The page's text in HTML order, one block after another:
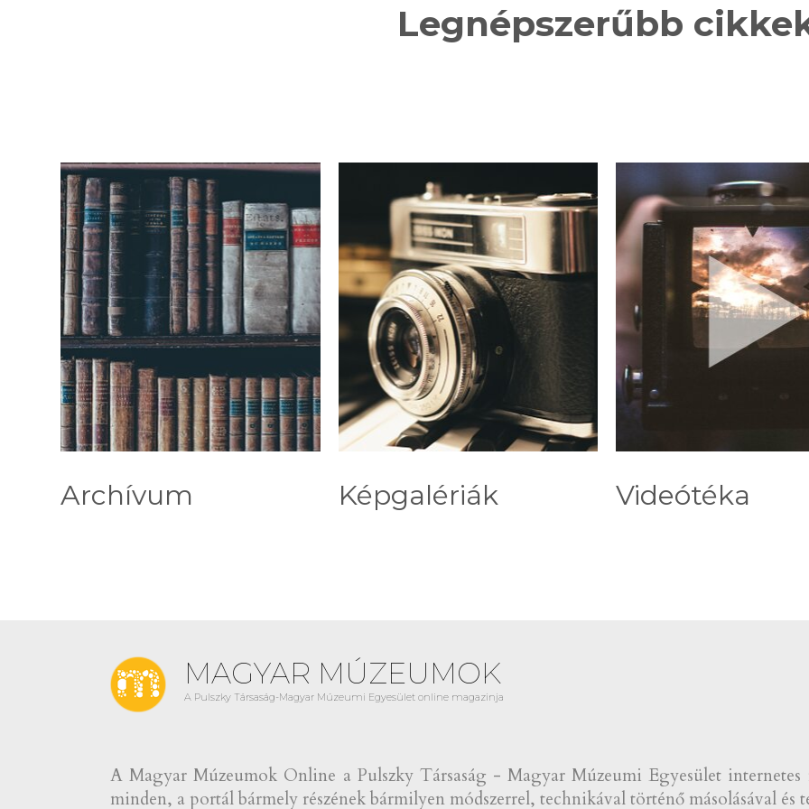
Legnépszerűbb
Archívum Képgalériák Videótéka
MAGYAR MÚZEUMOK
A Pulszky Társaság-Magyar Múzeumi Egyesület online magazinja
A Magyar Múzeumok Online a Pulszky Társaság - Magyar Múzeumi Egyesület
minden, a portál bármely részének bármilyen módszerrel, technikával történő másolásával és